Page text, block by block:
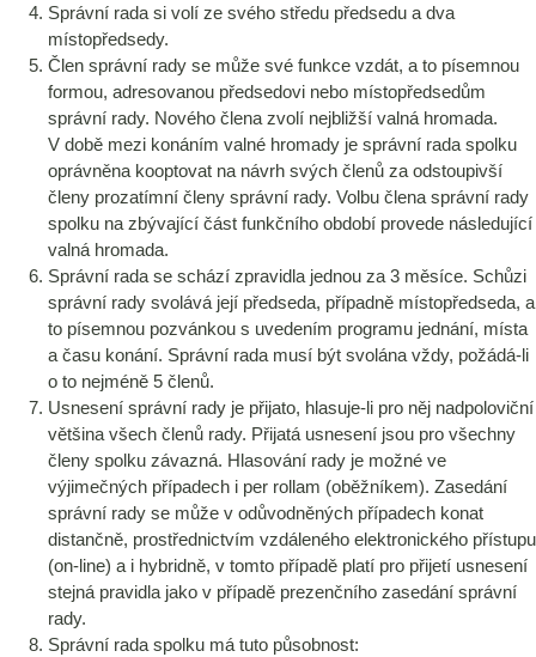
Správní rada si volí ze svého středu předsedu a dva
místopředsedy.
Člen správní rady se může své funkce vzdát, a to písemnou
formou, adresovanou předsedovi nebo místopředsedům
správní rady. Nového člena zvolí nejbližší valná hromada.
V době mezi konáním valné hromady je správní rada spolku
oprávněna kooptovat na návrh svých členů za odstoupivší
členy prozatímní členy správní rady. Volbu člena správní rady
spolku na zbývající část funkčního období provede následující
valná hromada.
Správní rada se schází zpravidla jednou za 3 měsíce. Schůzi
správní rady svolává její předseda, případně místopředseda, a
to písemnou pozvánkou s uvedením programu jednání, místa
a času konání. Správní rada musí být svolána vždy, požádá-li
o to nejméně 5 členů.
Usnesení správní rady je přijato, hlasuje-li pro něj nadpoloviční
většina všech členů rady. Přijatá usnesení jsou pro všechny
členy spolku závazná. Hlasování rady je možné ve
výjimečných případech i per rollam (oběžníkem). Zasedání
správní rady se může v odůvodněných případech konat
distančně, prostřednictvím vzdáleného elektronického přístupu
(on-line) a i hybridně, v tomto případě platí pro přijetí usnesení
stejná pravidla jako v případě prezenčního zasedání správní
rady.
Správní rada spolku má tuto působnost: